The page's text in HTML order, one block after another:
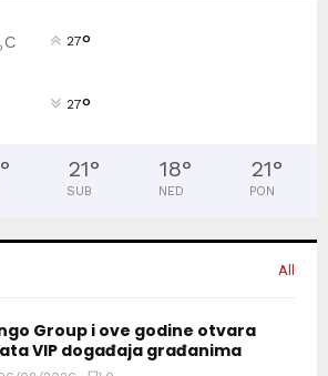
C 27°
27°
° 21°
SUB
18°
NED
21°
PON
All
Group i ove godine otvara
VIP događaja građanima